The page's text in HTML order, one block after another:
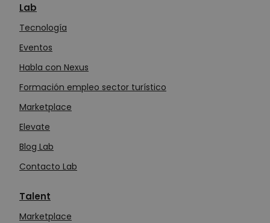
Lab
Tecnología
Eventos
Habla con Nexus
Formación empleo sector turístico
Marketplace
Elevate
Blog Lab
Contacto Lab
Talent
Marketplace